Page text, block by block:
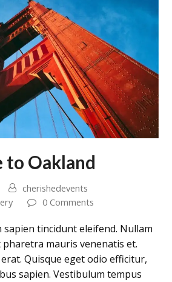
to Oakland
cherishedevents
0 Comments
sapien tincidunt eleifend. Nullam
mauris venenatis et.
Quisque eget odio efficitur,
sapien. Vestibulum tempus